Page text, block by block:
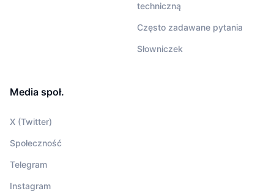
techniczną
Często zadawane pytania
Słowniczek
Media społ.
X (Twitter)
Społeczność
Telegram
Instagram